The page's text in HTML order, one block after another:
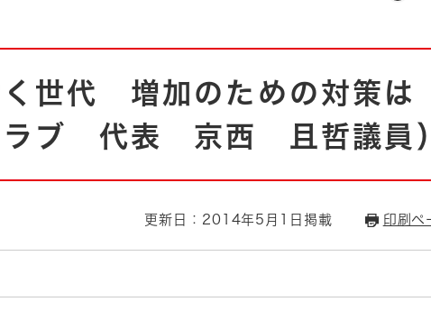
・消防
道・下水道
環境 福祉・
市政 職員採用情報
市役所・施設の案内
く世代 増加のための対策は
ラブ 代表 京西 且哲議員
更新日：2014年5月1日掲載 印刷ペ